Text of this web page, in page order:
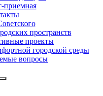
приемная
пространств
проекты
городской среды
вопросы